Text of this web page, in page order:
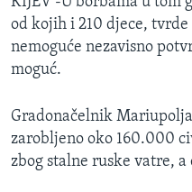
od kojih i 210 djece,
nemoguće nezavisno
moguć.
Gradonačelnik
zarobljeno oko 160.000
zbog stalne ruske vatre,